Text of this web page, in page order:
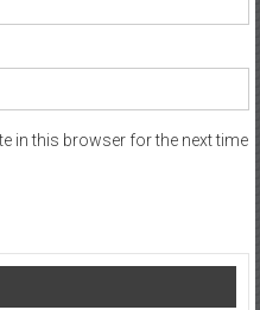
in this browser for the next time